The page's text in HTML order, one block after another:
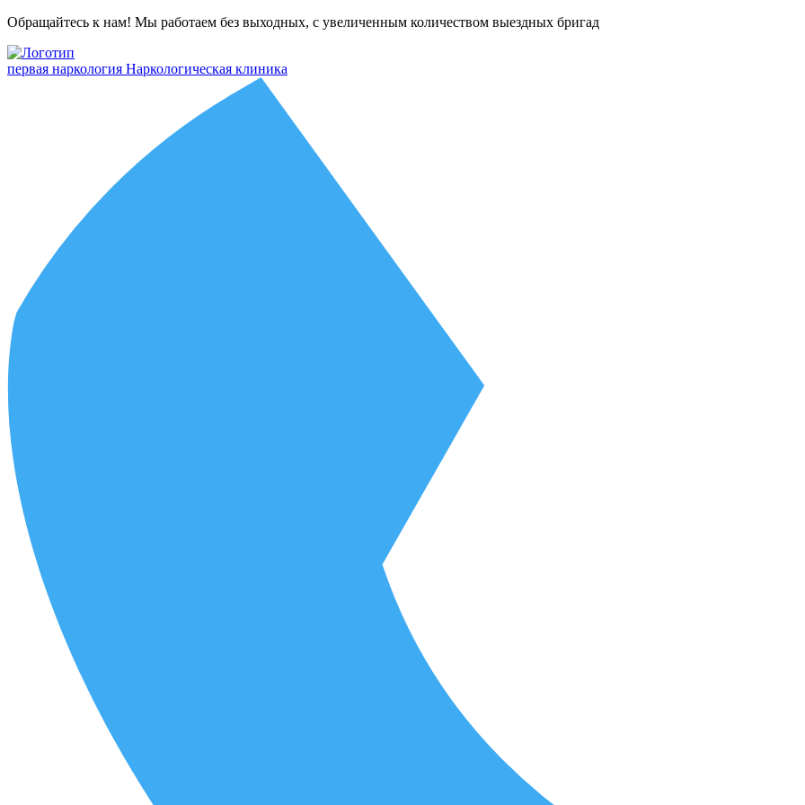
Обращайтесь к нам! Мы работаем без выходных, с увеличенным количеством выездных бригад
первая наркология Наркологическая клиника